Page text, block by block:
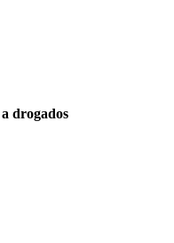
a drogados